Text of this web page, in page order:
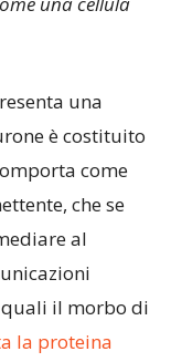
una
è costituito
come
che se
al
il morbo di
la proteina